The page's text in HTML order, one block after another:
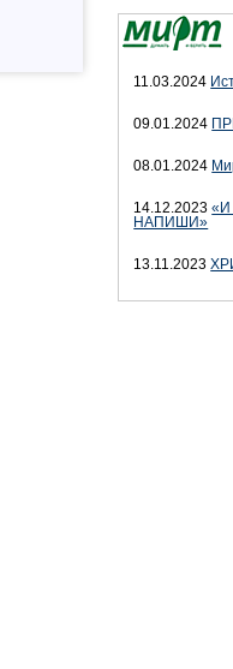
11.03.2024
09.01.2024
08.01.2024
14.12.2023«И
НАПИШИ»
13.11.2023